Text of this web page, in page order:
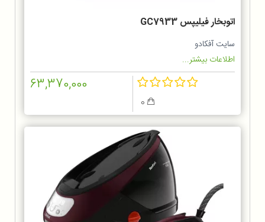
اتوبخار فیلیپس GC7933
سایت آفکادو
اطلاعات بیشتر...
63,370,000